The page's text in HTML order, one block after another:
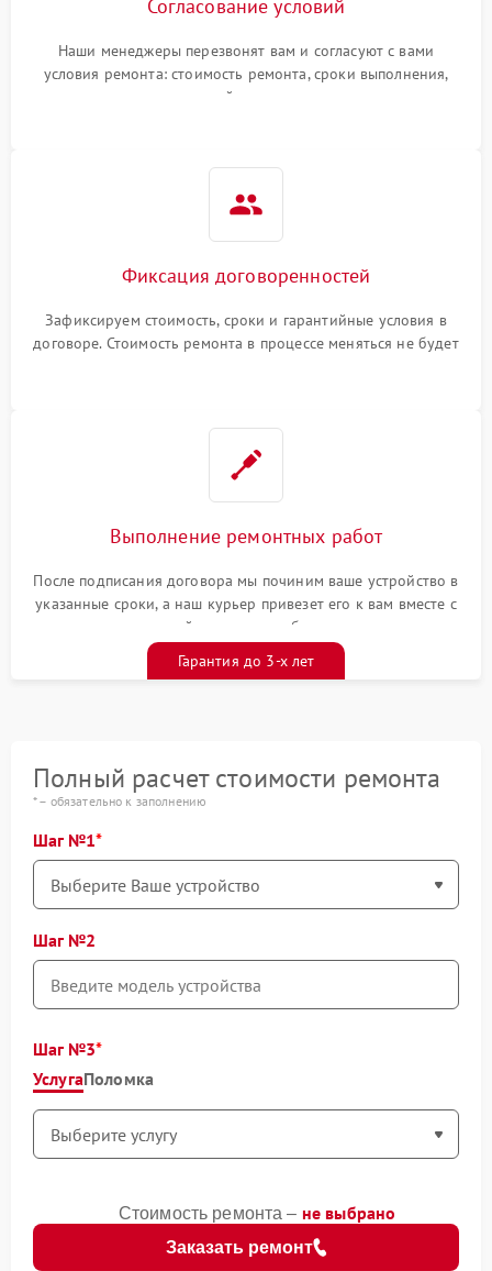
Согласование условий
Наши менеджеры перезвонят вам и согласуют с вами
условия ремонта: стоимость ремонта, сроки выполнения,
гарантийные условия
Фиксация договоренностей
Зафиксируем стоимость, сроки и гарантийные условия в
договоре. Стоимость ремонта в процессе меняться не будет
Выполнение ремонтных работ
После подписания договора мы починим ваше устройство в
указанные сроки, а наш курьер привезет его к вам вместе с
гарантийным талоном бесплатно
Гарантия до 3-х лет
Полный расчет стоимости ремонта
* – обязательно к заполнению
Шаг №1
Шаг №2
Шаг №3
УслугаПоломка
Заказать ремонт
Стоимость ремонта – не выбрано